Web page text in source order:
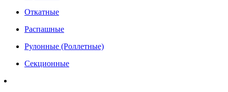
Откатные
Распашные
Рулонные (Роллетные)
Секционные